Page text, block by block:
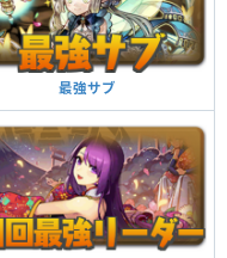
ダメージ無効を貫通、属性吸
効果
ストすると自分の覚醒スキル
数：20→20
間、HPを50%回復、ダメージ
効果
最強サブ